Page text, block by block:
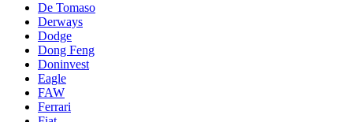
De Tomaso
Derways
Dodge
Dong Feng
Doninvest
Eagle
FAW
Ferrari